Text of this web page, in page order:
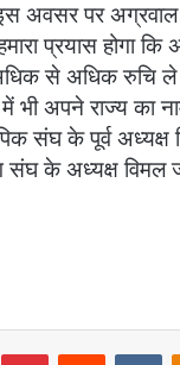
अवसर पर अग्रवाल
प्रयास होगा
में अधिक से अधिक
में भी अपने राज्य
संघ के पूर्व अध्यक्ष
संघ के अध्यक्ष विमल
PinterestReddit